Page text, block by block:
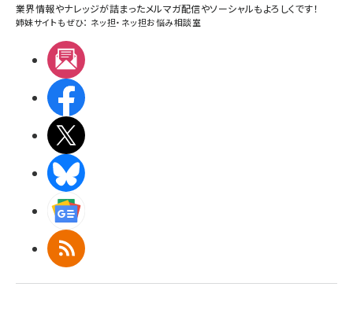
業界情報やナレッジが詰まったメルマガ配信やソーシャルもよろしくです！
姉妹サイトもぜひ： ネッ担・ ネッ担お悩み相談室
RSS